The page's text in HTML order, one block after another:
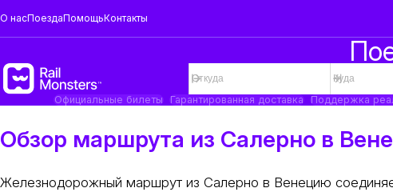
О насПоездаПомощьКонтакты
Официальные билеты
Гарантированная доставка Поддержка
Обзор маршрута из Салерно в
Железнодорожный маршрут из Салерно в Венецию